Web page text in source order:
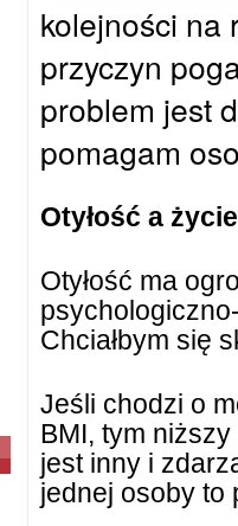
kolejności na
przyczyn
problem jest
pomagam
Otyłość a
Otyłość ma
Chciałbym się
Jeśli chodzi o
BMI, tym
jest inny i
jednej osoby to